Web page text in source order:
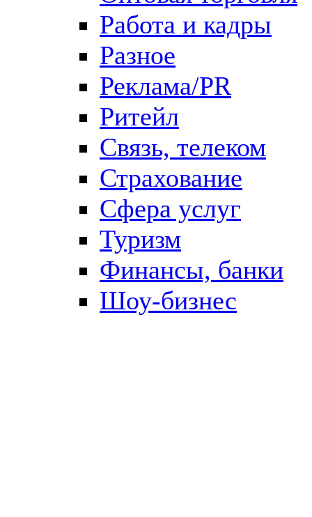
Работа и кадры
Разное
Реклама/PR
Ритейл
Связь, телеком
Страхование
Сфера услуг
Туризм
Финансы, банки
Шоу-бизнес